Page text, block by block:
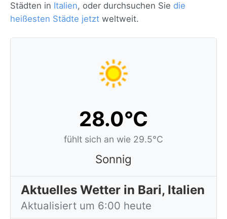
Städten in Italien, oder durchsuchen Sie die
heißesten Städte jetzt weltweit.
28.0°C
fühlt sich an wie 29.5°C
Sonnig
Aktuelles Wetter in Bari, Italien
Aktualisiert um 6:00 heute